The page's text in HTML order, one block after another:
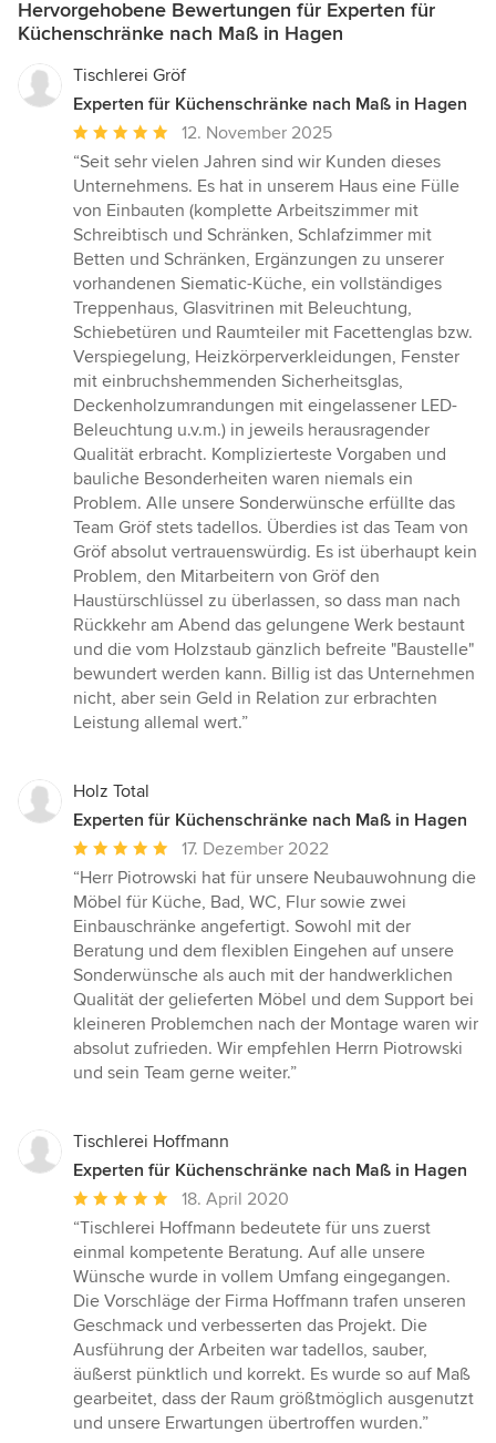
Hervorgehobene Bewertungen für Experten für
Küchenschränke nach Maß in Hagen
Tischlerei Gröf
Experten für Küchenschränke nach Maß in Hagen
Durchschnittliche
Bewertung:
5
von
5
Sternen
12. November 2025
“Seit sehr vielen Jahren sind wir Kunden dieses
Unternehmens. Es hat in unserem Haus eine Fülle
von Einbauten (komplette Arbeitszimmer mit
Schreibtisch und Schränken, Schlafzimmer mit
Betten und Schränken, Ergänzungen zu unserer
vorhandenen Siematic-Küche, ein vollständiges
Treppenhaus, Glasvitrinen mit Beleuchtung,
Schiebetüren und Raumteiler mit Facettenglas bzw.
Verspiegelung, Heizkörperverkleidungen, Fenster
mit einbruchshemmenden Sicherheitsglas,
Deckenholzumrandungen mit eingelassener LED-
Beleuchtung u.v.m.) in jeweils herausragender
Qualität erbracht. Komplizierteste Vorgaben und
bauliche Besonderheiten waren niemals ein
Problem. Alle unsere Sonderwünsche erfüllte das
Team Gröf stets tadellos. Überdies ist das Team von
Gröf absolut vertrauenswürdig. Es ist überhaupt kein
Problem, den Mitarbeitern von Gröf den
Haustürschlüssel zu überlassen, so dass man nach
Rückkehr am Abend das gelungene Werk bestaunt
und die vom Holzstaub gänzlich befreite "Baustelle"
bewundert werden kann. Billig ist das Unternehmen
nicht, aber sein Geld in Relation zur erbrachten
Leistung allemal wert.”
Holz Total
Experten für Küchenschränke nach Maß in Hagen
Durchschnittliche
Bewertung:
5
von
5
Sternen
17. Dezember 2022
“Herr Piotrowski hat für unsere Neubauwohnung die
Möbel für Küche, Bad, WC, Flur sowie zwei
Einbauschränke angefertigt. Sowohl mit der
Beratung und dem flexiblen Eingehen auf unsere
Sonderwünsche als auch mit der handwerklichen
Qualität der gelieferten Möbel und dem Support bei
kleineren Problemchen nach der Montage waren wir
absolut zufrieden. Wir empfehlen Herrn Piotrowski
und sein Team gerne weiter.”
Tischlerei Hoffmann
Experten für Küchenschränke nach Maß in Hagen
Durchschnittliche
Bewertung:
5
von
5
Sternen
18. April 2020
“Tischlerei Hoffmann bedeutete für uns zuerst
einmal kompetente Beratung. Auf alle unsere
Wünsche wurde in vollem Umfang eingegangen.
Die Vorschläge der Firma Hoffmann trafen unseren
Geschmack und verbesserten das Projekt. Die
Ausführung der Arbeiten war tadellos, sauber,
äußerst pünktlich und korrekt. Es wurde so auf Maß
gearbeitet, dass der Raum größtmöglich ausgenutzt
und unsere Erwartungen übertroffen wurden.”